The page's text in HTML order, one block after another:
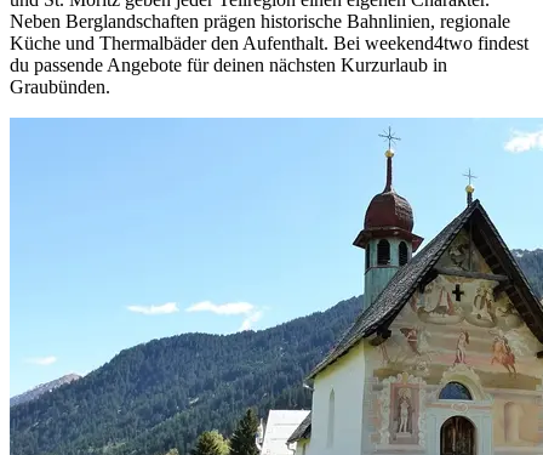
Neben Berglandschaften prägen historische Bahnlinien, regionale
Küche und Thermalbäder den Aufenthalt. Bei weekend4two findest
du passende Angebote für deinen nächsten Kurzurlaub in
Graubünden.